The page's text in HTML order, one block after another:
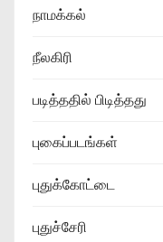
நாமக்கல்
நீலகிரி
படித்ததில் பிடித்தது
புகைப்படங்கள்
புதுக்கோட்டை
புதுச்சேரி